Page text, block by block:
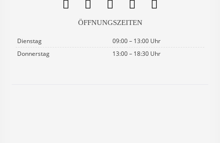
ÖFFNUNGSZEITEN
Dienstag
09:00 – 13:00 Uhr
Donnerstag
13:00 – 18:30 Uhr